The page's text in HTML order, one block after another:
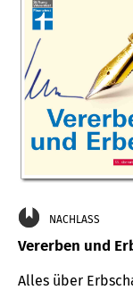
NACHLASS
Vererben und
Alles über